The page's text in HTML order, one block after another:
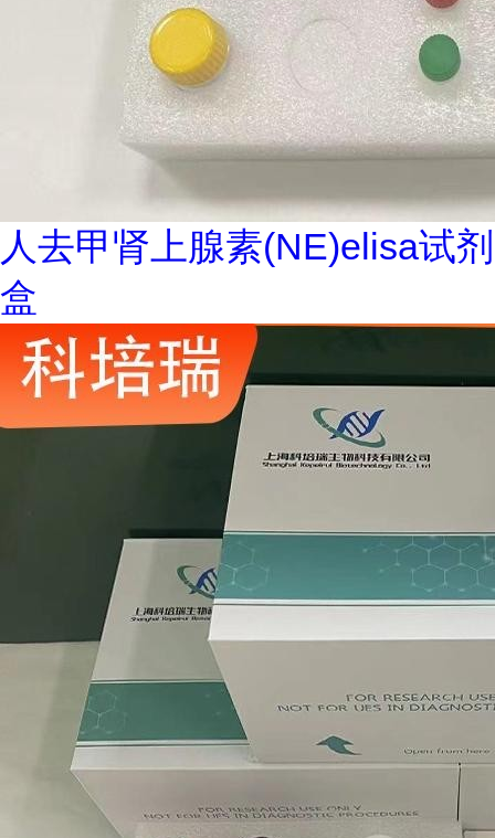
人去甲肾上腺素(NE)elisa试剂
盒